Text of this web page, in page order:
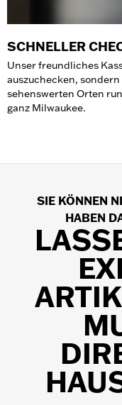
SCHNELLER
Unser freundliches
auszuchecken,
sehenswerten Orten
ganz Milwaukee.
SIE KÖNNEN
HABEN